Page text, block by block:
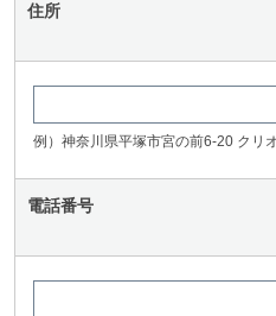
住所
例）神奈川県平塚市宮の前6-20 クリ
電話番号